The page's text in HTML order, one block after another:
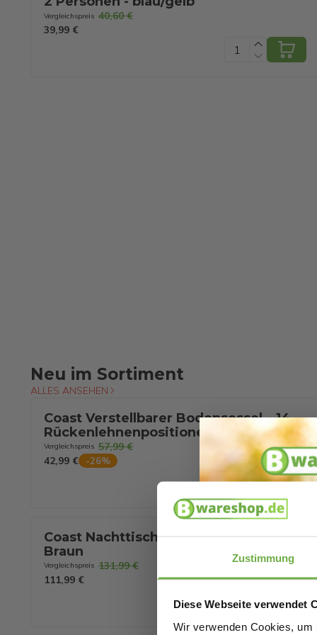
Zustimmung
Diese Webseite verwendet
Wir verwenden Cookies,
Vergleichspreis 40,60 €
39,99 €
Neu im Sortiment
ALLES ANSEHEN
Coast Verstellbarer Bodensessel – 14
Rückenlehnenpositionen – 106,5 x 55,5 x
Vergleichspreis 57,99 €
42,99 €
-26%
Coast Nachttische mit Schublade – 2er-
Braun
Vergleichspreis 131,99 €
111,99 €